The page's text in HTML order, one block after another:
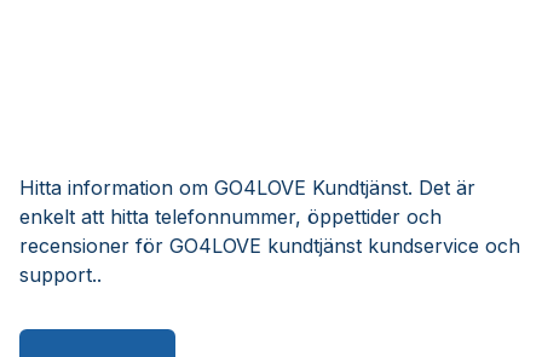
Hitta information om GO4LOVE Kundtjänst. Det är
enkelt att hitta telefonnummer, öppettider och
recensioner för GO4LOVE kundtjänst kundservice och
support..